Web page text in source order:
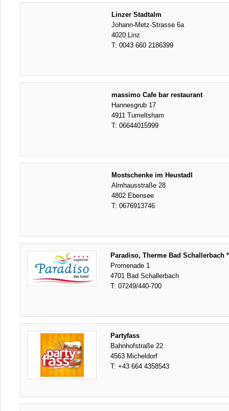
Linzer Stadtalm
Johann-Metz-Strasse 6a
4020 Linz
T: 0043 660 2186399
massimo Cafe bar restaurant
Hannesgrub 17
4911 Tumeltsham
T: 06644015999
Mostschenke im Heustadl
Almhausstraße 28
4802 Ebensee
T: 0676913746
Paradiso, Therme Bad Schallerbach
Promenade 1
4701 Bad Schallerbach
T: 07249/440-700
Partyfass
Bahnhofstraße 22
4563 Micheldorf
T: +43 664 4358543